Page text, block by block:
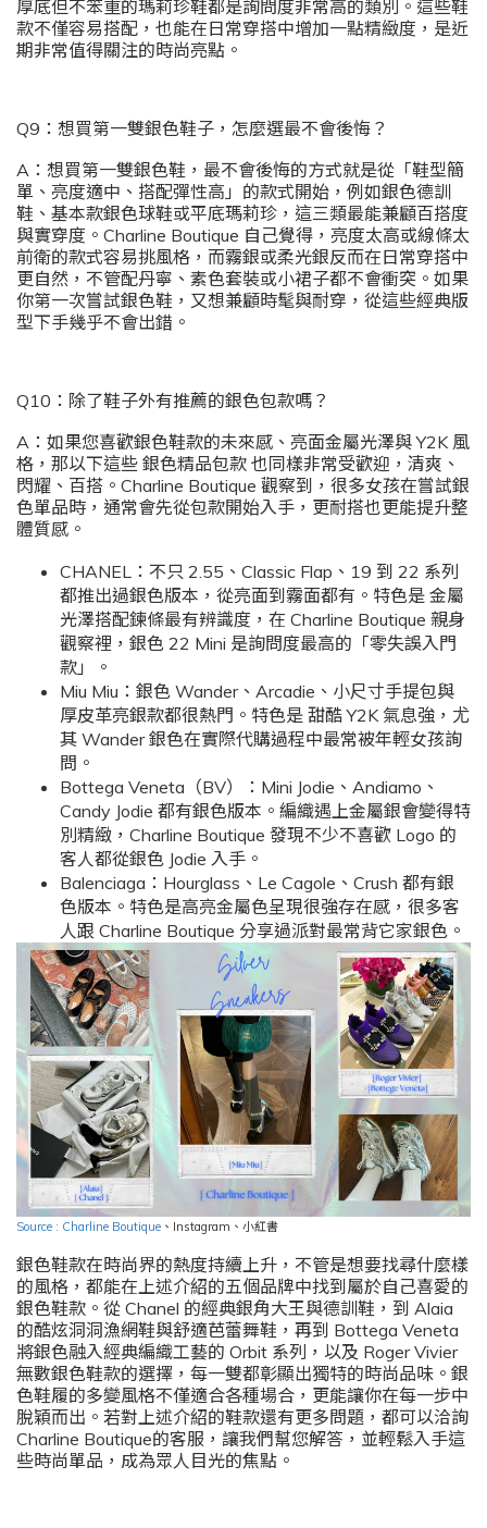
厚底但不笨重的瑪莉珍鞋都是詢問度非常高的類別。這些鞋
款不僅容易搭配，也能在日常穿搭中增加一點精緻度，是近
期非常值得關注的時尚亮點。
Q9：想買第一雙銀色鞋子，怎麼選最不會後悔？
A：想買第一雙銀色鞋，最不會後悔的方式就是從「鞋型簡
單、亮度適中、搭配彈性高」的款式開始，例如銀色德訓
鞋、基本款銀色球鞋或平底瑪莉珍，這三類最能兼顧百搭度
與實穿度。Charline Boutique 自己覺得，亮度太高或線條太
前衛的款式容易挑風格，而霧銀或柔光銀反而在日常穿搭中
更自然，不管配丹寧、素色套裝或小裙子都不會衝突。如果
你第一次嘗試銀色鞋，又想兼顧時髦與耐穿，從這些經典版
型下手幾乎不會出錯。
Q10：除了鞋子外有推薦的銀色包款嗎？
A：如果您喜歡銀色鞋款的未來感、亮面金屬光澤與 Y2K 風
格，那以下這些 銀色精品包款 也同樣非常受歡迎，清爽、
閃耀、百搭。Charline Boutique 觀察到，很多女孩在嘗試銀
色單品時，通常會先從包款開始入手，更耐搭也更能提升整
體質感。
CHANEL：不只 2.55、Classic Flap、19 到 22 系列
都推出過銀色版本，從亮面到霧面都有。特色是 金屬
光澤搭配鍊條最有辨識度，在 Charline Boutique 親身
觀察裡，銀色 22 Mini 是詢問度最高的「零失誤入門
款」。
Miu Miu：銀色 Wander、Arcadie、小尺寸手提包與
厚皮革亮銀款都很熱門。特色是 甜酷 Y2K 氣息強，尤
其 Wander 銀色在實際代購過程中最常被年輕女孩詢
問。
Bottega Veneta（BV）：Mini Jodie、Andiamo、
Candy Jodie 都有銀色版本。編織遇上金屬銀會變得特
別精緻，Charline Boutique 發現不少不喜歡 Logo 的
客人都從銀色 Jodie 入手。
Balenciaga：Hourglass、Le Cagole、Crush 都有銀
色版本。特色是高亮金屬色呈現很強存在感，很多客
人跟 Charline Boutique 分享過派對最常背它家銀色。
Source : Charline Boutique 、 Instagram 、小紅書
銀色鞋款在時尚界的熱度持續上升，不管是想要找尋什麼樣
的風格，都能在上述介紹的五個品牌中找到屬於自己喜愛的
銀色鞋款。從 Chanel 的經典銀角大王與德訓鞋，到 Alaia
的酷炫洞洞漁網鞋與舒適芭蕾舞鞋，再到 Bottega Veneta
將銀色融入經典編織工藝的 Orbit 系列，以及 Roger Vivier
無數銀色鞋款的選擇，每一雙都彰顯出獨特的時尚品味。銀
色鞋履的多變風格不僅適合各種場合，更能讓你在每一步中
脫穎而出。若對上述介紹的鞋款還有更多問題，都可以洽詢
Charline Boutique的客服，讓我們幫您解答，並輕鬆入手這
些時尚單品，成為眾人目光的焦點。